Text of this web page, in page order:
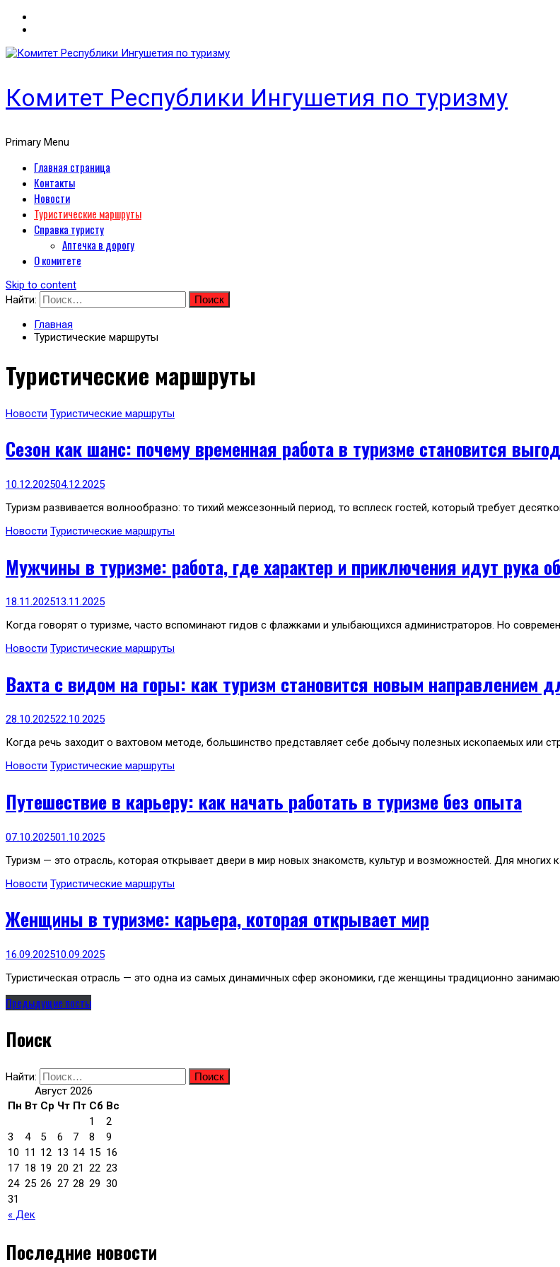
Комитет Республики Ингушетия по туризму
Primary Menu
Главная страница
Контакты
Новости
Туристические маршруты
Справка туристу
Аптечка в дорогу
О комитете
Skip to content
Найти:
Главная
Туристические маршруты
Туристические маршруты
Новости Туристические маршруты
Сезон как шанс: почему временная работа в туризме становится
10.12.202504.12.2025
Туризм развивается волнообразно: то тихий межсезонный период, то всплеск гостей, который требует
Новости Туристические маршруты
Мужчины в туризме: работа, где характер и приключения идут рука
18.11.202513.11.2025
Когда говорят о туризме, часто вспоминают гидов с флажками и улыбающихся администраторов. Но
Новости Туристические маршруты
Вахта с видом на горы: как туризм становится новым направлением
28.10.202522.10.2025
Когда речь заходит о вахтовом методе, большинство представляет себе добычу полезных ископаемых или
Новости Туристические маршруты
Путешествие в карьеру: как начать работать в туризме без опыта
07.10.202501.10.2025
Туризм — это отрасль, которая открывает двери в мир новых знакомств, культур и возможностей. Для многих
Новости Туристические маршруты
Женщины в туризме: карьера, которая открывает мир
16.09.202510.09.2025
Туристическая отрасль — это одна из самых динамичных сфер экономики, где женщины традиционно
Предыдущие посты
Поиск
Найти:
Август 2026
Пн Вт Ср Чт Пт Сб Вс
« Дек
1
2
3
4 5 6 7 8
9
10 11 12 13 14 15 16
17 18 19 20 21 22 23
24 25 26 27 28 29 30
31
Последние новости